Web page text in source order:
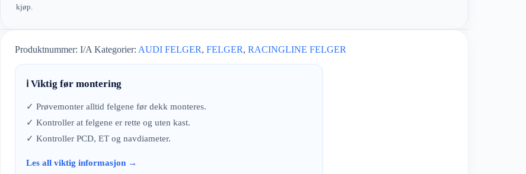
kjøp.
Produktnummer: I/A Kategorier: AUDI FELGER, FELGER, RACINGLINE FELGER
ℹ️ Viktig før montering
✓ Prøvemonter alltid felgene før dekk monteres.
✓ Kontroller at felgene er rette og uten kast.
✓ Kontroller PCD, ET og navdiameter.
Les all viktig informasjon →